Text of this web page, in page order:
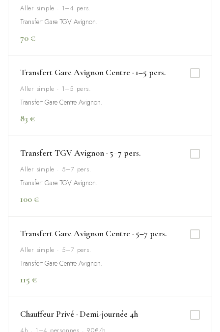
Aller simple · 1–4 pers.
Transfert Gare TGV Avignon.
70 €
Transfert Gare Avignon Centre · 1–5 pers.
Aller simple · 1–5 pers.
Transfert Gare Centre Avignon.
83 €
Transfert TGV Avignon · 5–7 pers.
Aller simple · 5–7 pers.
Transfert Gare TGV Avignon.
100 €
Transfert Gare Avignon Centre · 5–7 pers.
Aller simple · 5–7 pers.
Transfert Gare Centre Avignon.
115 €
Chauffeur Privé · Demi-journée 4h